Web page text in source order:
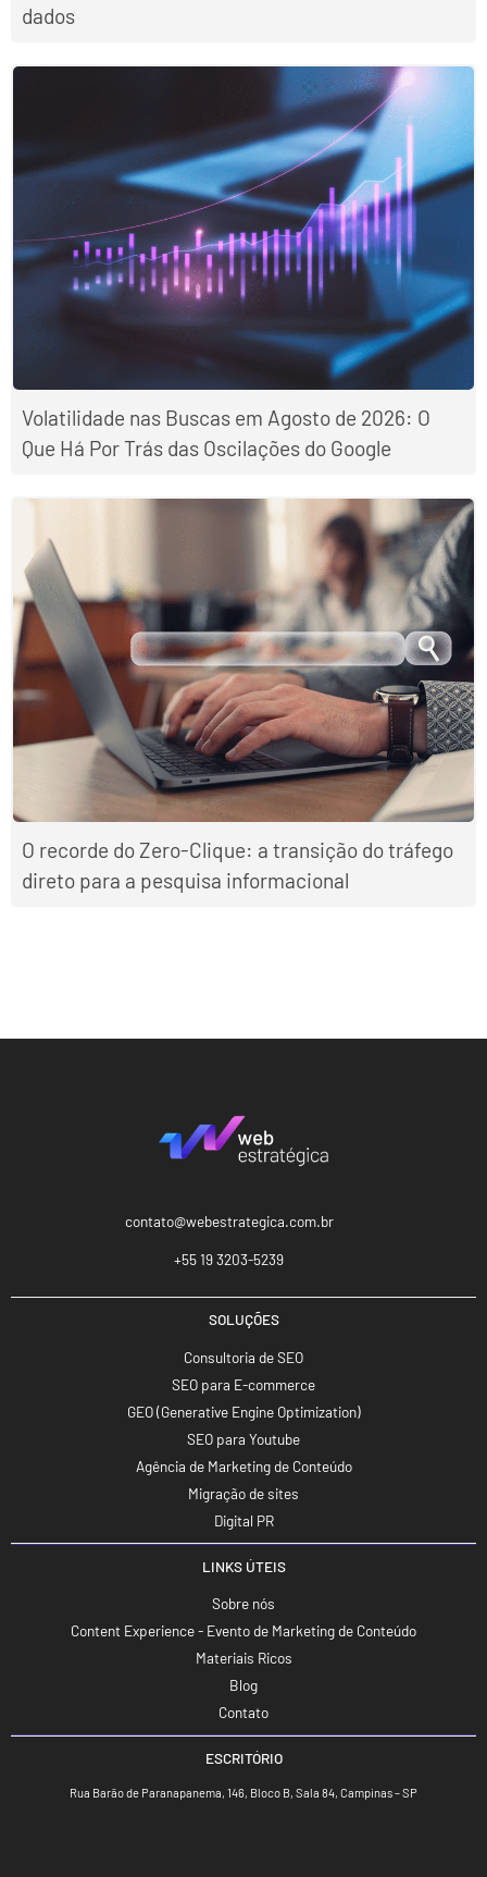
dados
Volatilidade nas Buscas em Agosto de 2026: O
Que Há Por Trás das Oscilações do Google
O recorde do Zero-Clique: a transição do tráfego
direto para a pesquisa informacional
contato@webestrategica.com.br
+55 19 3203-5239
SOLUÇÕES
Consultoria de SEO
SEO para E-commerce
GEO (Generative Engine Optimization)
SEO para Youtube
Agência de Marketing de Conteúdo
Migração de sites
Digital PR
LINKS ÚTEIS
Sobre nós
Content Experience - Evento de Marketing de Conteúdo
Materiais Ricos
Blog
Contato
ESCRITÓRIO
Rua Barão de Paranapanema, 146, Bloco B, Sala 84, Campinas – SP